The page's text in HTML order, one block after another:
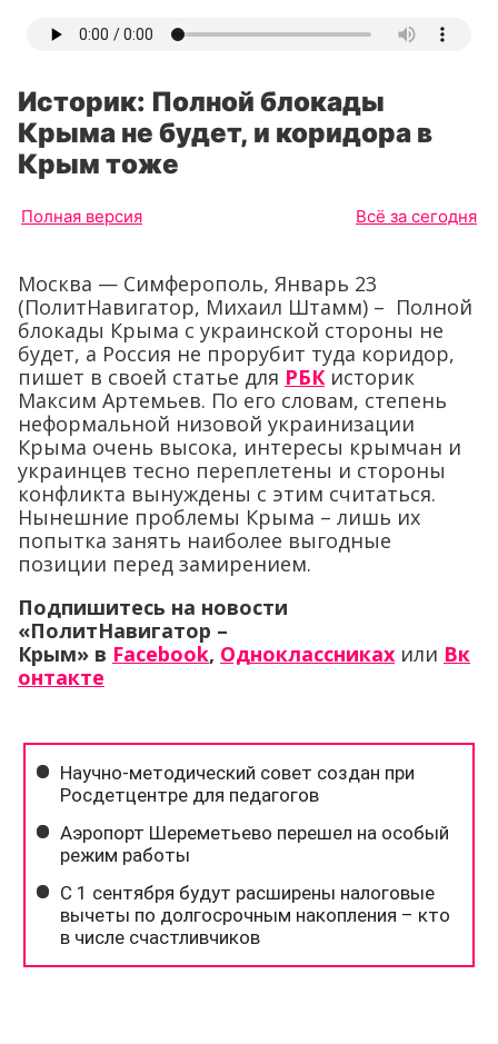
Историк: Полной блокады
Крыма не будет, и коридора в
Крым тоже
Полная версия Всё за сегодня
Москва — Симферополь, Январь 23
(ПолитНавигатор, Михаил Штамм) – Полной
блокады Крыма с украинской стороны не
будет, а Россия не прорубит туда коридор,
пишет в своей статье для РБКисторик
Максим Артемьев. По его словам, степень
неформальной низовой украинизации
Крыма очень высока, интересы крымчан и
украинцев тесно переплетены и стороны
конфликта вынуждены с этим считаться.
Нынешние проблемы Крыма – лишь их
попытка занять наиболее выгодные
позиции перед замирением.
Подпишитесь на новости
«ПолитНавигатор –
Крым» в Facebook, Одноклассниках или Вк
онтакте